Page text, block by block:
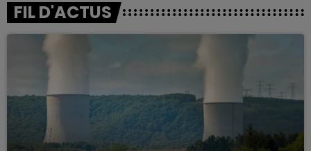
FIL D'ACTUS